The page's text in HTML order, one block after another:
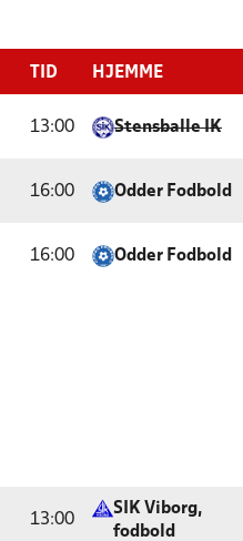
TID HJEMME
13:00 Stensballe IK
16:00 Odder Fodbold
16:00 Odder Fodbold
13:00
SIK Viborg,
fodbold